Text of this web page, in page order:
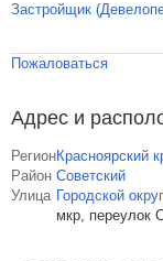
Застройщик
Пожаловаться
Адрес и
РегионКрасноярский
Район Советский
Улица Городской
мкр, переулок